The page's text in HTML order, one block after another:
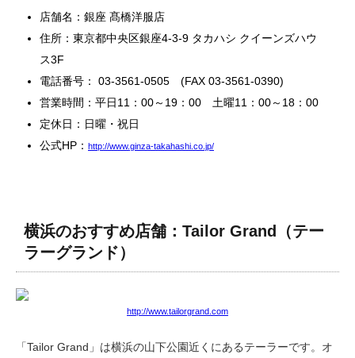
店舗名：銀座 髙橋洋服店
住所：東京都中央区銀座4-3-9 タカハシ クイーンズハウ
ス3F
電話番号： 03-3561-0505 (FAX 03-3561-0390)
営業時間：平日11：00～19：00 土曜11：00～18：00
定休日：日曜・祝日
公式HP： http://www.ginza-takahashi.co.jp/
横浜のおすすめ店舗：Tailor Grand（テー
ラーグランド）
http://www.tailorgrand.com
「Tailor Grand」は横浜の山下公園近くにあるテーラーです。オ